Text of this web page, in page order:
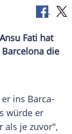
Fati hat
die
ins Barca-
würde er
als je zuvor",